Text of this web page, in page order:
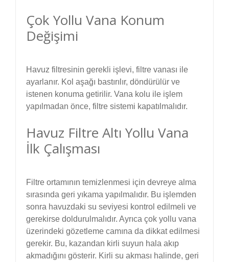
Çok Yollu Vana Konum
Değişimi
Havuz filtresinin gerekli işlevi, filtre vanası ile
ayarlanır. Kol aşağı bastırılır, döndürülür ve
istenen konuma getirilir. Vana kolu ile işlem
yapılmadan önce, filtre sistemi kapatılmalıdır.
Havuz Filtre Altı Yollu Vana
İlk Çalışması
Filtre ortamının temizlenmesi için devreye alma
sırasında geri yıkama yapılmalıdır. Bu işlemden
sonra havuzdaki su seviyesi kontrol edilmeli ve
gerekirse doldurulmalıdır. Ayrıca çok yollu vana
üzerindeki gözetleme camına da dikkat edilmesi
gerekir. Bu, kazandan kirli suyun hala akıp
akmadığını gösterir. Kirli su akması halinde, geri